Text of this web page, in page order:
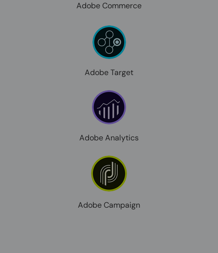
Adobe Commerce
Adobe Target
Adobe Analytics
Adobe Campaign